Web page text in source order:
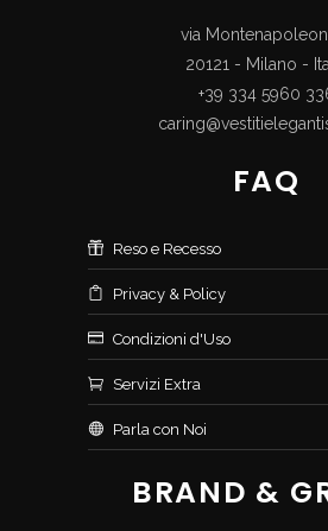
via
20121 - Milano -
+39 334 5960
FAQ
Reso e Recesso
Privacy & Policy
Condizioni d'Uso
Servizi Extra
Parla con Noi
BRAND &